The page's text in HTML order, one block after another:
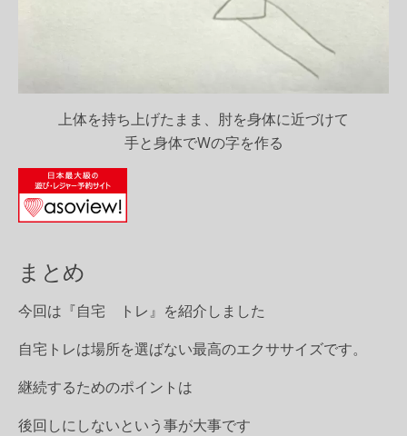
上体を持ち上げたまま、肘を身体に近づけて
手と身体でWの字を作る
まとめ
今回は 『自宅 トレ』 を紹介しました
自宅トレは場所を選ばない最高のエクササイズです。
継続するためのポイントは
後回しにしないという事が大事です